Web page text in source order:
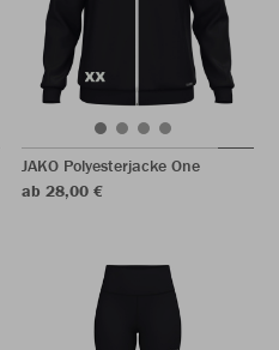
JAKO Polyesterjacke One
ab 28,00 €